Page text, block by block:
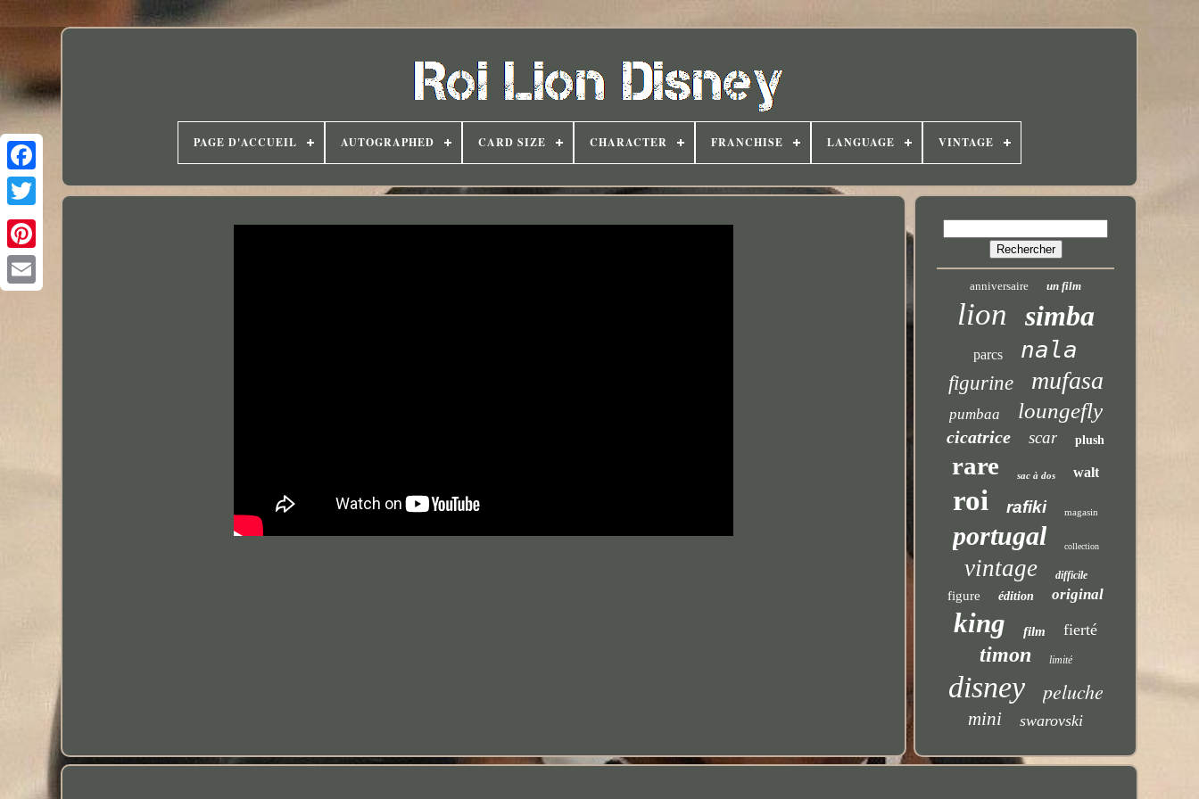
PAGE D'ACCUEIL AUTOGRAPHED CARD SIZE CHARACTER FRANCHISE LANGUAGE VINTAGE
anniversaire un film
lion simba
parcs nala
figurine mufasa
pumbaa loungefly
cicatrice scar plush
rare sac à dos walt
roi rafiki magasin
portugal collection
vintage difficile
figure édition original
king film fierté
timon limité
disney peluche
mini swarovski